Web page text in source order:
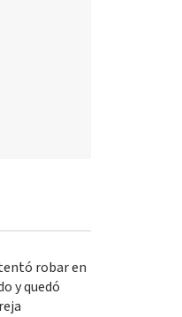
robar en
y quedó